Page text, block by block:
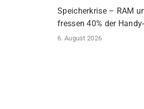
Speicherkrise – RAM
fressen 40% der
6. August 2026